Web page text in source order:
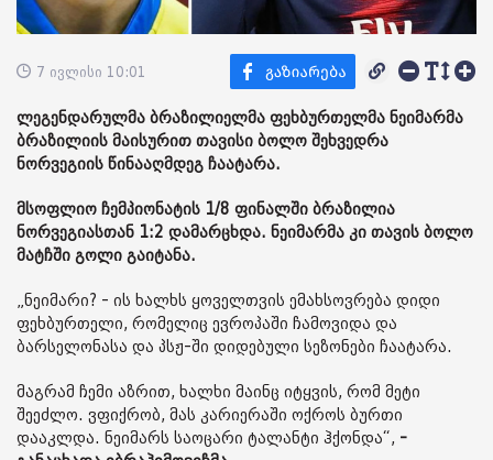
7 ივლისი 10:01
ლეგენდარულმა ბრაზილიელმა ფეხბურთელმა ნეიმარმა
ბრაზილიის მაისურით თავისი ბოლო შეხვედრა
ნორვეგიის წინააღმდეგ ჩაატარა.
მსოფლიო ჩემპიონატის 1/8 ფინალში ბრაზილია
ნორვეგიასთან 1:2 დამარცხდა. ნეიმარმა კი თავის ბოლო
მატჩში გოლი გაიტანა.
„ნეიმარი? - ის ხალხს ყოველთვის ემახსოვრება დიდი
ფეხბურთელი, რომელიც ევროპაში ჩამოვიდა და
ბარსელონასა და პსჟ-ში დიდებული სეზონები ჩაატარა.
მაგრამ ჩემი აზრით, ხალხი მაინც იტყვის, რომ მეტი
შეეძლო. ვფიქრობ, მას კარიერაში ოქროს ბურთი
დააკლდა. ნეიმარს საოცარი ტალანტი ჰქონდა“, -